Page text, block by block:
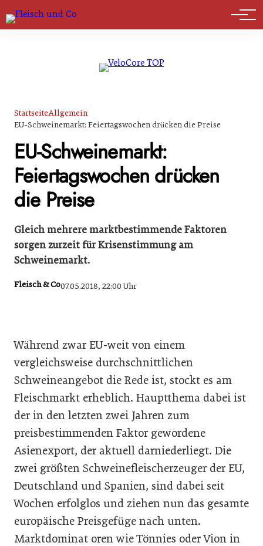
Marktführer
StartseiteAllgemein
EU-Schweinemarkt: Feiertagswochen drücken die Preise
EU-Schweinemarkt:
Feiertagswochen drücken
die Preise
Gleich mehrere marktbestimmende Faktoren
sorgen zurzeit für Krisenstimmung am
Schweinemarkt.
Fleisch & Co07.05.2018, 22:00 Uhr
Während zwar EU-weit von einem
vergleichsweise durchschnittlichen
Schweineangebot die Rede ist, stockt es am
Fleischmarkt erheblich. Hauptthema dabei ist
der in den letzten zwei Jahren zum
preisbestimmenden Faktor gewordene
Asienexport, der aktuell darniederliegt. Die
zwei größten Schweinefleischerzeuger der EU,
Deutschland und Spanien, sind dabei seit
Wochen erfolglos und ziehen nun das gesamte
europäische Preisgefüge nach unten.
Marktdominat oren wie Tönnies oder Vion in